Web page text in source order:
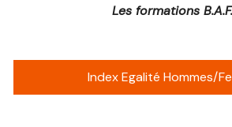
Les formations
Index Egalité Hommes/